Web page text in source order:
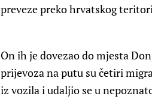
preveze preko hrvatskog
On ih je dovezao do mjesta
prijevoza na putu su četiri
iz vozila i udaljio se u